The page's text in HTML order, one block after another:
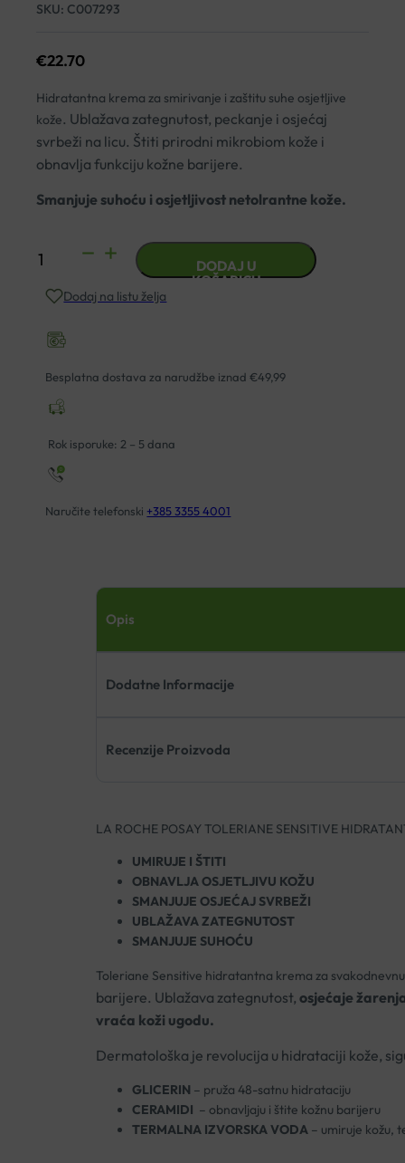
SKU: C007293
€22.70
Hidratantna krema za smirivanje i zaštitu suhe osjetljive
kože. Ublažava zategnutost, peckanje i osjećaj
svrbeži na licu. Štiti prirodni mikrobiom kože i
obnavlja funkciju kožne barijere.
Smanjuje suhoću i osjetljivost netolrantne kože.
LA
POSAY
SENSITIVE
HIDRATANTNA
40ML
količina
DODAJ U
KOŠARICU
Dodaj na listu želja
Besplatna dostava za narudžbe iznad €49,99
Rok isporuke: 2 – 5 dana
Naručite telefonski +385 3355 4001
Opis
Dodatne Informacije
Recenzije Proizvoda
LA ROCHE POSAY TOLERIANE SENSITIVE
UMIRUJE I ŠTITI
OBNAVLJA OSJETLJIVU KOŽU
SMANJUJE OSJEĆAJ SVRBEŽI
UBLAŽAVA ZATEGNUTOST
SMANJUJE SUHOĆU
Toleriane Sensitive hidratantna krema za
barijere. Ublažava zategnutost, osjećaje
vraća koži ugodu.
Dermatološka je revolucija u hidrataciji kože,
GLICERIN – pruža 48-satnu hidrataciju
CERAMIDI – obnavljaju i štite kožnu barijeru
TERMALNA IZVORSKA VODA– umiruje kožu,